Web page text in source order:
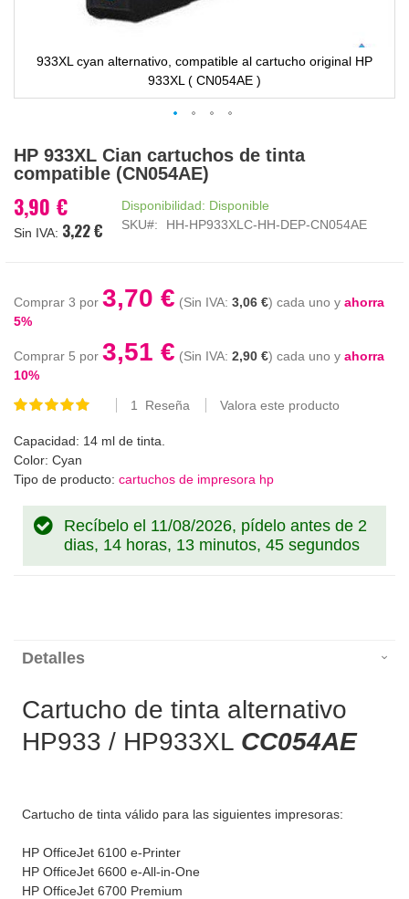
933XL cyan alternativo, compatible al cartucho original HP
933XL ( CN054AE )
al
comienzo
la
galería
HP 933XL Cian cartuchos de tinta
compatible (CN054AE)
3,90 €
3,22 €
Disponibilidad: Disponible
SKU
HH-HP933XLC-HH-DEP-CN054AE
Comprar 3 por 3,70 € 3,06 € cada uno y ahorra
5%
Comprar 5 por 3,51 € 2,90 € cada uno y ahorra
10%
Valoración:
1 Reseña Valora este producto
Capacidad: 14 ml de tinta.
Color: Cyan
Tipo de producto: cartuchos de impresora hp
Recíbelo el 11/08/2026, pídelo antes de 2
dias, 14 horas, 13 minutos, 44 segundos
Detalles
Cartucho de tinta alternativo
HP933 / HP933XL CC054AE
Cartucho de tinta válido para las siguientes impresoras:
HP OfficeJet 6100 e-Printer
HP OfficeJet 6600 e-All-in-One
HP OfficeJet 6700 Premium